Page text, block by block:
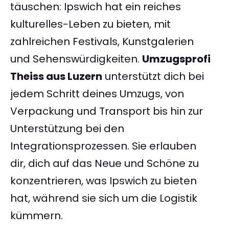
täuschen: Ipswich hat ein reiches
kulturelles-Leben zu bieten, mit
zahlreichen Festivals, Kunstgalerien
und Sehenswürdigkeiten. Umzugsprofi
Theiss aus Luzern unterstützt dich bei
jedem Schritt deines Umzugs, von
Verpackung und Transport bis hin zur
Unterstützung bei den
Integrationsprozessen. Sie erlauben
dir, dich auf das Neue und Schöne zu
konzentrieren, was Ipswich zu bieten
hat, während sie sich um die Logistik
kümmern.